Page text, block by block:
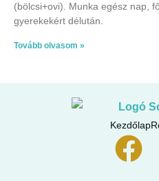
(bölcsi+ovi). Munka egész nap,
gyerekekért délután.
Tovább olvasom »
Kezdőlap